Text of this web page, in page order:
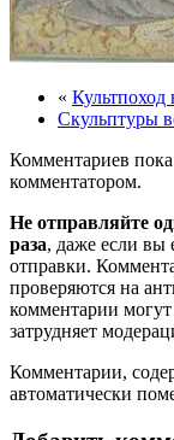
«
Скульптуры
Комментариев
комментатором.
Не отправляйте
раза, даже если вы
отправки.
проверяются на
комментарии
затрудняет
Комментарии,
автоматически